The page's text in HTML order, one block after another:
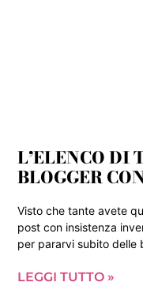
L’ELENCO DI
BLOGGER
Visto che tante avete
post con insistenza
per pararvi subito delle
LEGGI TUTTO »